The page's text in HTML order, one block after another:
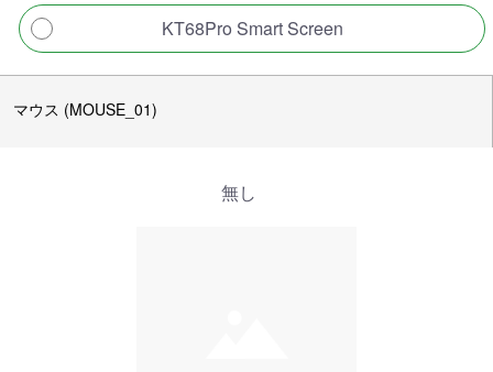
KT68Pro Smart Screen
マウス (MOUSE_01)
無し